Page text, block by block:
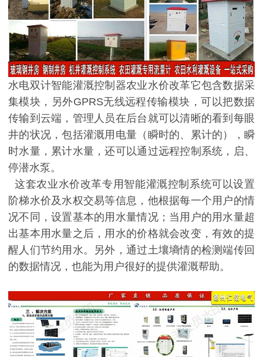
水电双计智能灌溉控制器农业水价改革它包含数据采
集模块，另外GPRS无线远程传输模块，可以把数据
传输到云端，管理人员在后台就可以清晰的看到每眼
井的状况，包括灌溉用电量（瞬时的、累计的），瞬
时水量，累计水量，还可以通过远程控制系统，启、
停潜水泵。
这套农业水价改革专用智能灌溉控制系统可以设置
阶梯水价及水权交易等信息，他根据每一个用户的情
况不同，设置基本的用水量情况；当用户的用水量超
出基本用水量之后，用水的价格就会改变，有效的提
醒人们节约用水。另外，通过土壤墒情的检测端传回
的数据情况，也能为用户很好的提供灌溉帮助。